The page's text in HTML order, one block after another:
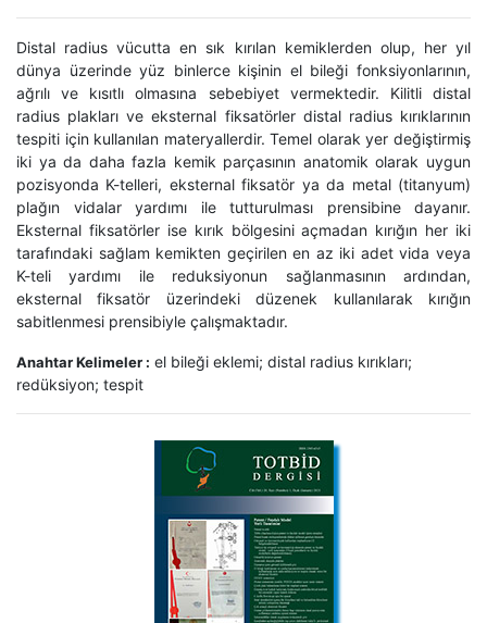
Distal radius vücutta en sık kırılan kemiklerden olup, her yıl
dünya üzerinde yüz binlerce kişinin el bileği fonksiyonlarının,
ağrılı ve kısıtlı olmasına sebebiyet vermektedir. Kilitli distal
radius plakları ve eksternal fiksatörler distal radius kırıklarının
tespiti için kullanılan materyallerdir. Temel olarak yer değiştirmiş
iki ya da daha fazla kemik parçasının anatomik olarak uygun
pozisyonda K-telleri, eksternal fiksatör ya da metal (titanyum)
plağın vidalar yardımı ile tutturulması prensibine dayanır.
Eksternal fiksatörler ise kırık bölgesini açmadan kırığın her iki
tarafındaki sağlam kemikten geçirilen en az iki adet vida veya
K-teli yardımı ile reduksiyonun sağlanmasının ardından,
eksternal fiksatör üzerindeki düzenek kullanılarak kırığın
sabitlenmesi prensibiyle çalışmaktadır.
Anahtar Kelimeler : el bileği eklemi; distal radius kırıkları;
redüksiyon; tespit